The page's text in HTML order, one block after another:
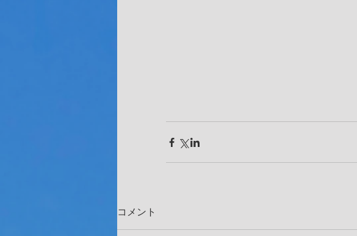
コメント